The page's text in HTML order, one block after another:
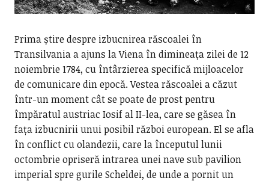
Prima știre despre izbucnirea răscoalei în
Transilvania a ajuns la Viena în dimineața zilei de 12
noiembrie 1784, cu întârzierea specifică mijloacelor
de comunicare din epocă. Vestea răscoalei a căzut
într-un moment cât se poate de prost pentru
împăratul austriac Iosif al II-lea, care se găsea în
fața izbucnirii unui posibil război european. El se afla
în conflict cu olandezii, care la începutul lunii
octombrie opriseră intrarea unei nave sub pavilion
imperial spre gurile Scheldei, de unde a pornit un